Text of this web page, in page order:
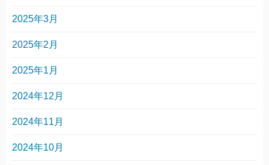
2025年3月
2025年2月
2025年1月
2024年12月
2024年11月
2024年10月